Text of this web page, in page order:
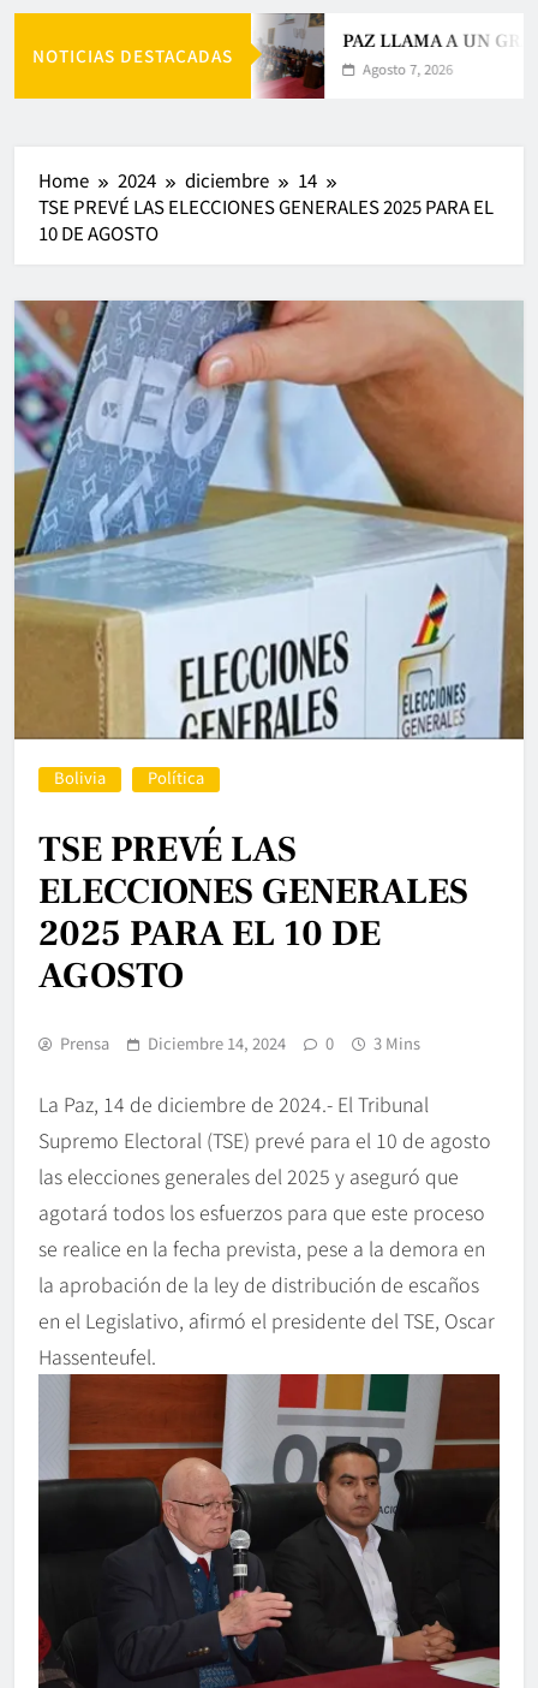
NOTICIAS DESTACADAS
PAZ LLAMA A UN
Agosto 7, 2026
Home 2024 diciembre
14
TSE PREVÉ LAS ELECCIONES GENERALES 2025 PARA EL
10 DE AGOSTO
Bolivia Política
TSE PREVÉ LAS
ELECCIONES GENERALES
2025 PARA EL 10 DE
AGOSTO
Prensa Diciembre 14, 2024 0 3 Mins
La Paz, 14 de diciembre de 2024.- El Tribunal
Supremo Electoral (TSE) prevé para el 10 de agosto
las elecciones generales del 2025 y aseguró que
agotará todos los esfuerzos para que este proceso
se realice en la fecha prevista, pese a la demora en
la aprobación de la ley de distribución de escaños
en el Legislativo, afirmó el presidente del TSE, Oscar
Hassenteufel.